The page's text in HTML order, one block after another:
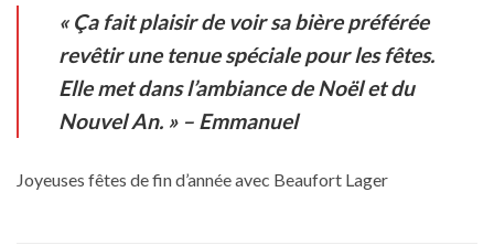
« Ça fait plaisir de voir sa bière préférée
revêtir une tenue spéciale pour les fêtes.
Elle met dans l’ambiance de Noël et du
Nouvel An. » – Emmanuel
Joyeuses fêtes de fin d’année avec Beaufort Lager